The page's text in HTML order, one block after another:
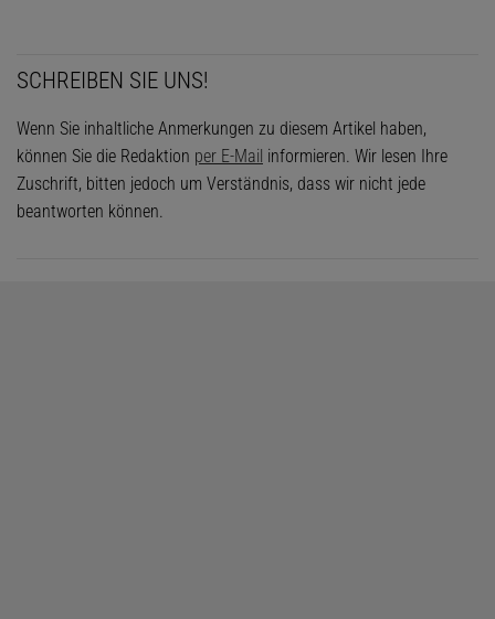
SCHREIBEN SIE UNS!
Wenn Sie inhaltliche Anmerkungen zu diesem Artikel haben,
können Sie die Redaktion per E-Mail informieren. Wir lesen Ihre
Zuschrift, bitten jedoch um Verständnis, dass wir nicht jede
beantworten können.